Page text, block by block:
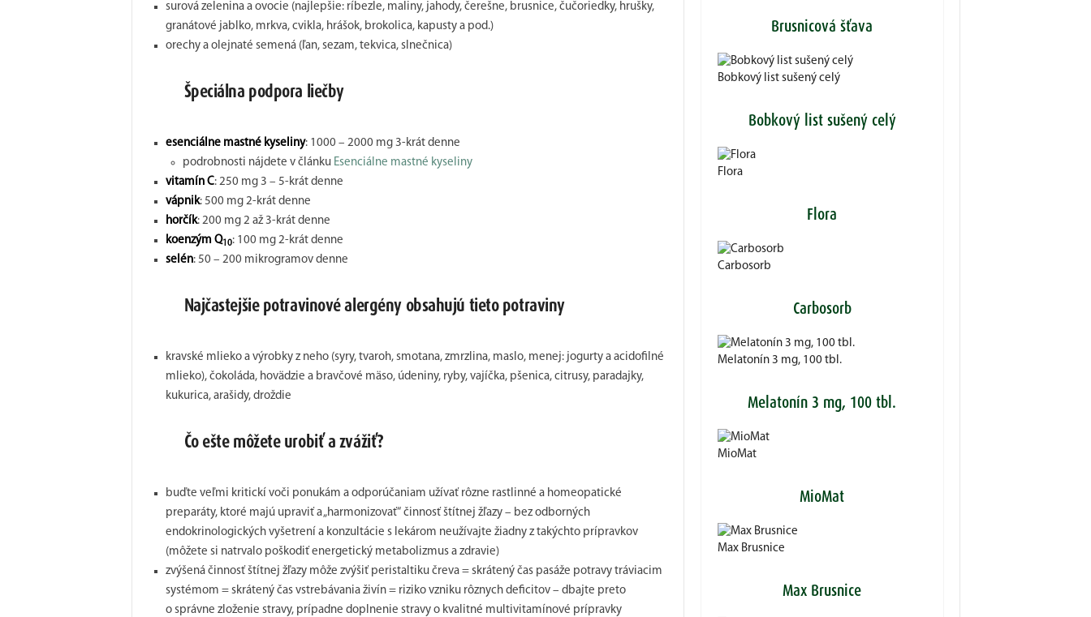
surová zelenina a ovocie (najlepšie: ríbezle, maliny, jahody, čerešne, brusnice, čučoriedky, hrušky,
granátové jablko, mrkva, cvikla, hrášok, brokolica, kapusty a pod.)
orechy a olejnaté semená (ľan, sezam, tekvica, slnečnica)
Špeciálna podpora liečby
esenciálne mastné kyseliny: 1000 – 2000 mg 3-krát denne
podrobnosti nájdete v článku Esenciálne mastné kyseliny
vitamín C: 250 mg 3 – 5-krát denne
vápnik: 500 mg 2-krát denne
horčík: 200 mg 2 až 3-krát denne
koenzým Q10: 100 mg 2-krát denne
selén: 50 – 200 mikrogramov denne
Najčastejšie potravinové alergény obsahujú tieto potraviny
kravské mlieko a výrobky z neho (syry, tvaroh, smotana, zmrzlina, maslo, menej: jogurty a acidofilné
mlieko), čokoláda, hovädzie a bravčové mäso, údeniny, ryby, vajíčka, pšenica, citrusy, paradajky,
kukurica, arašidy, droždie
Čo ešte môžete urobiť a zvážiť?
buďte veľmi kritickí voči ponukám a odporúčaniam užívať rôzne rastlinné a homeopatické
preparáty, ktoré majú upraviť a „harmonizovať“ činnosť štítnej žľazy – bez odborných
endokrinologických vyšetrení a konzultácie s lekárom neužívajte žiadny z takýchto prípravkov
(môžete si natrvalo poškodiť energetický metabolizmus a zdravie)
zvýšená činnosť štítnej žľazy môže zvýšiť peristaltiku čreva = skrátený čas pasáže potravy tráviacim
systémom = skrátený čas vstrebávania živín = riziko vzniku rôznych deficitov – dbajte preto
o správne zloženie stravy, prípadne doplnenie stravy o kvalitné multivitamínové prípravky
Brusnicová šťava
Bobkový list sušený celý
Bobkový list sušený celý
Flora
Flora
Carbosorb
Carbosorb
Melatonín 3 mg, 100 tbl.
Melatonín 3 mg, 100 tbl.
MioMat
MioMat
Max Brusnice
Max Brusnice